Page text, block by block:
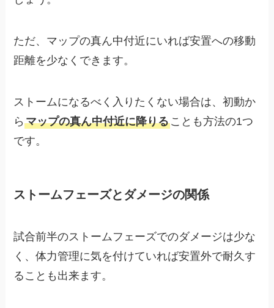
ただ、マップの真ん中付近にいれば安置への移動
距離を少なくできます。
ストームになるべく入りたくない場合は、初動か
らマップの真ん中付近に降りることも方法の1つ
です。
ストームフェーズとダメージの関係
試合前半のストームフェーズでのダメージは少な
く、体力管理に気を付けていれば安置外で耐久す
ることも出来ます。